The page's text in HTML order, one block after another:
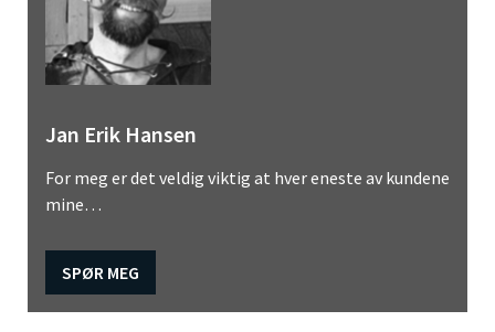
Jan Erik Hansen
For meg er det veldig viktig at hver eneste av kundene
mine…
SPØR MEG